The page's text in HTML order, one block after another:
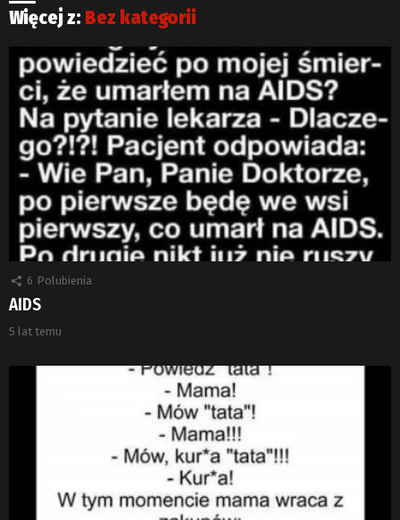
Więcej z: Bez kategorii
6 Polubienia
AIDS
5 lat temu